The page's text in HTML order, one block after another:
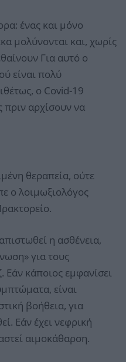
ένας και μόνο
μολύνονται και, χωρίς
Για αυτό ο
είναι πολύ
ο Covid-19
πριν αρχίσουν να
θεραπεία, ούτε
ο λοιμωξιολόγος
η ασθένεια,
για τους
Εάν κάποιος εμφανίσει
είναι
βοήθεια, για
Εάν έχει νεφρική
αιμοκάθαρση.